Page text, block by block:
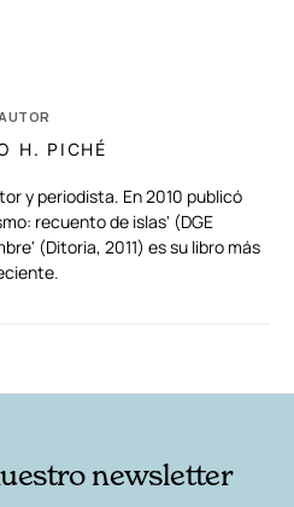
H. PICHÉ
y periodista. En 2010 publicó
recuento de islas' (DGE
(Ditoria, 2011) es su libro más
newsletter